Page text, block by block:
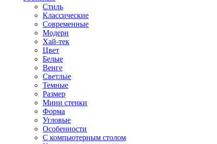
Стиль
Классические
Современные
Модерн
Хай-тек
Цвет
Белые
Венге
Светлые
Темные
Размер
Мини стенки
Форма
Угловые
Особенности
С компьютерным столом